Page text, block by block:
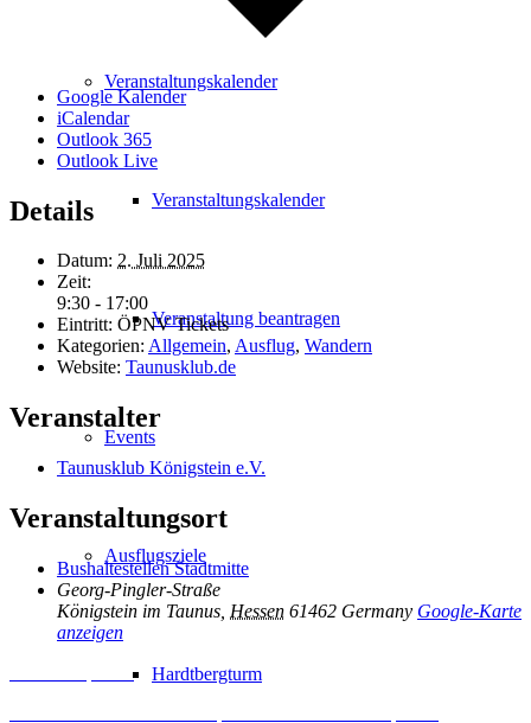
Veranstaltungskalender
Veranstaltungskalender
Veranstaltung beantragen
Events
Ausflugsziele
Hardtbergturm
Google Kalender
iCalendar
Outlook 365
Outlook Live
Details
Datum: 2. Juli 2025
Zeit:
9:30 - 17:00
Eintritt: ÖPNV Tickets
Kategorien: Allgemein, Ausflug, Wandern
Website: Taunusklub.de
Veranstalter
Taunusklub Königstein e.V.
Veranstaltungsort
Bushaltestellen Stadtmitte
Georg-Pingler-Straße
Königstein im Taunus Hessen 61462 Germany Google-Karte
anzeigen
Inhalt entsperren